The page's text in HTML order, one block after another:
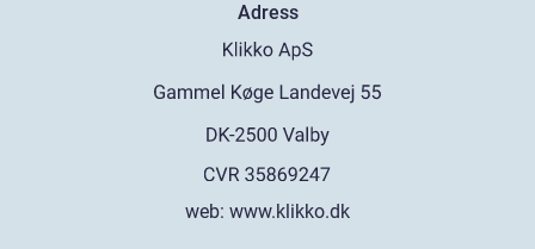
Adress
web: www.klikko.dk